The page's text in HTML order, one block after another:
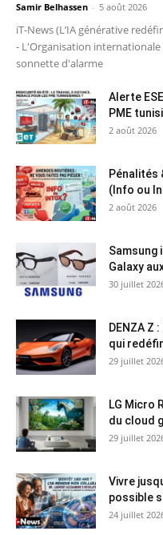
Samir Belhassen - 5 août 2026
iT-News (L’IA générative
- L'Organisation internationale
sonnette d'alarme
Alerte
PME
2 août 2026
Pénalités
(Info ou
2 août 2026
Samsung
Galaxy
30 juillet
DENZA Z
qui
29 juillet
LG Micro
du cloud
29 juillet
Vivre
possible
24 juillet